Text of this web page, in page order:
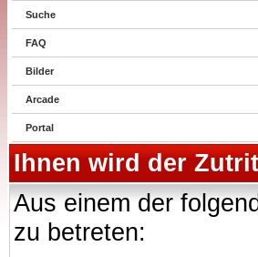
Suche
FAQ
Bilder
Arcade
Portal
Ihnen wird der
Aus einem der
zu betreten: